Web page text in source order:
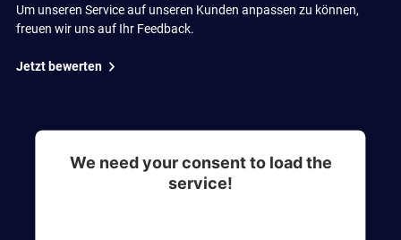
Um unseren Service auf unseren Kunden anpassen zu können,
freuen wir uns auf Ihr Feedback.
Jetzt bewerten
We need your consent to load the
service!